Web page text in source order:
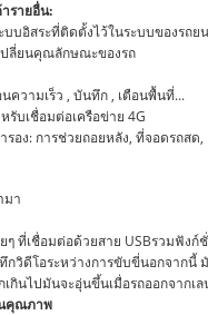
รายอื่น:
บบอิสระที่ติดตั้งไว้ในระบบของรถย
ลี่ยนคุณลักษณะของรถ
นความเร็ว , บันทึก , เตือนพื้นที่...
รับเชื่อมต่อเครือข่าย 4G
รอง: การช่วยถอยหลัง, ที่จอดรถสด,
มา
ๆ ที่เชื่อมต่อด้วยสาย USBรวมฟังก์
กวิดีโอระหว่างการขับขี่นอกจากนี้
กินไปมันจะอุ่นขึ้นเมื่อรถออกจากเล
คุณภาพ